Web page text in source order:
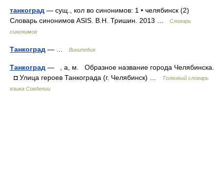
танкоград — сущ., кол во синонимов: 1 • челябинск (2)
Словарь синонимов ASIS. В.Н. Тришин. 2013 …
Словарь
синонимов
Танкоград — … Википедия
Танкоград — , а, м. Образное название города Челябинска.
◘ Улица героев Танкограда (г. Челябинск) …
Толковый словарь
языка Совдепии